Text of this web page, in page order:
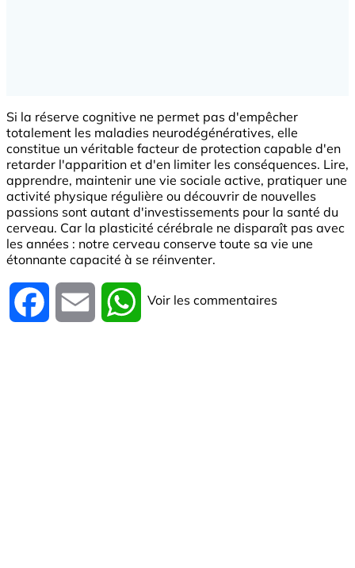
Si la réserve cognitive ne permet pas d'empêcher
totalement les maladies neurodégénératives, elle
constitue un véritable facteur de protection capable d'en
retarder l'apparition et d'en limiter les conséquences. Lire,
apprendre, maintenir une vie sociale active, pratiquer une
activité physique régulière ou découvrir de nouvelles
passions sont autant d'investissements pour la santé du
cerveau. Car la plasticité cérébrale ne disparaît pas avec
les années : notre cerveau conserve toute sa vie une
étonnante capacité à se réinventer.
Facebook Email WhatsApp
Voir les commentaires